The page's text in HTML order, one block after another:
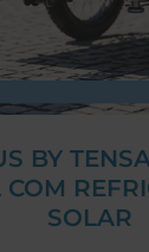
BY
COM
SOLAR